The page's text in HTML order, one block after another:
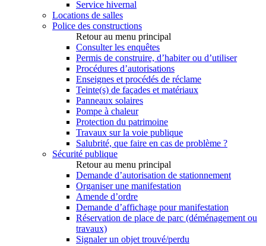
Service hivernal
Locations de salles
Police des constructions
Retour au menu principal
Consulter les enquêtes
Permis de construire, d’habiter ou d’utiliser
Procédures d’autorisations
Enseignes et procédés de réclame
Teinte(s) de façades et matériaux
Panneaux solaires
Pompe à chaleur
Protection du patrimoine
Travaux sur la voie publique
Salubrité, que faire en cas de problème ?
Sécurité publique
Retour au menu principal
Demande d’autorisation de stationnement
Organiser une manifestation
Amende d’ordre
Demande d’affichage pour manifestation
Réservation de place de parc (déménagement ou
travaux)
Signaler un objet trouvé/perdu